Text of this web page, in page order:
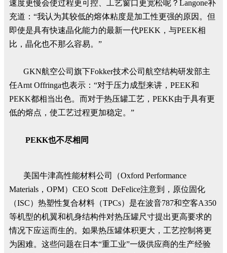
速度更慢会使过程更可控、工艺窗口更宽松呢？Langone补
充道：“我认为其较低的熔体粘度是加工性更强的原因。但
即使是具有快速晶化能力的最新一代PEKK，与PEEK相
比，晶化也不那么容易。”
GKN航空公司旗下Fokker技术公司航空结构研发部主
任Arnt Offringa也表示：“对于压力成型来讲，PEEK和
PEKK都相当出色。而对于热压罐工艺，PEKK由于具有更
低的熔点，使工艺过程更加稳定。”
PEKK也不尽相同
美国牛津高性能材料公司（Oxford Performance
Materials，OPM）CEO Scott DeFelice注意到，原位固化
（ISC）热塑性复合材料（TPCs）是在波音787和空客A350
等机型的机翼和机身结构件对热压罐尺寸提出更高要求的
情况下应运而生的。如果热压罐体积更大，工艺控制将更
为困难。这些问题在日本“重工业”一级供应商的生产经验